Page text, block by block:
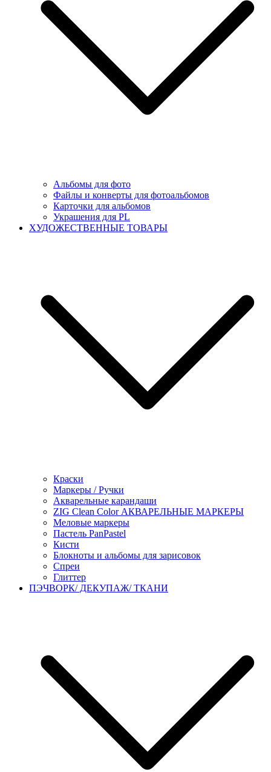
Альбомы для фото
Файлы и конверты для фотоальбомов
Карточки для альбомов
Украшения для PL
ХУДОЖЕСТВЕННЫЕ ТОВАРЫ
Краски
Маркеры / Ручки
Акварельные карандаши
ZIG Clean Color АКВАРЕЛЬНЫЕ МАРКЕРЫ
Меловые маркеры
Пастель PanPastel
Кисти
Блокноты и альбомы для зарисовок
Спреи
Глиттер
ПЭЧВОРК/ ДЕКУПАЖ/ ТКАНИ